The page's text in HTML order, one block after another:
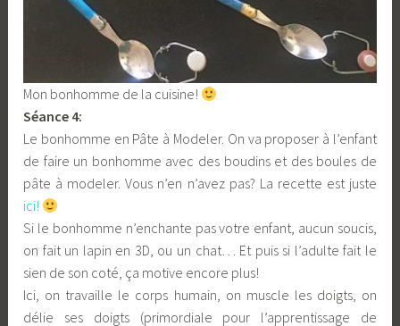
Mon bonhomme de la cuisine!
Séance 4:
Le bonhomme en Pâte à Modeler. On va proposer à l’enfant
de faire un bonhomme avec des boudins et des boules de
pâte à modeler. Vous n’en n’avez pas? La recette est juste
ici!
Si le bonhomme n’enchante pas votre enfant, aucun soucis,
on fait un lapin en 3D, ou un chat… Et puis si l’adulte fait le
sien de son coté, ça motive encore plus!
Ici, on travaille le corps humain, on muscle les doigts, on
délie ses doigts (primordiale pour l’apprentissage de